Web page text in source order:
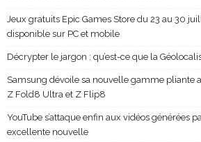
Jeux gratuits Epic Games Store du 23 au 30
disponible sur PC et mobile
Décrypter le jargon : qu’est-ce que la
Samsung dévoile sa nouvelle gamme pliante
Z Fold8 Ultra et Z Flip8
YouTube s’attaque enfin aux vidéos générées
excellente nouvelle